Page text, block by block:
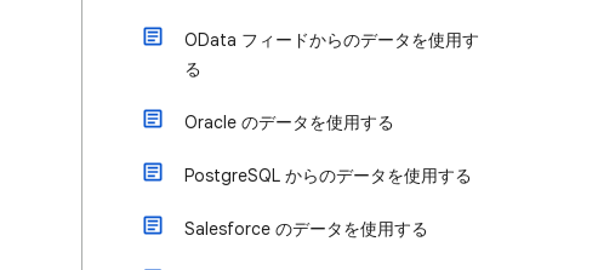
OData フィードからのデータを使用す
る
Oracle のデータを使用する
PostgreSQL からのデータを使用する
Salesforce のデータを使用する